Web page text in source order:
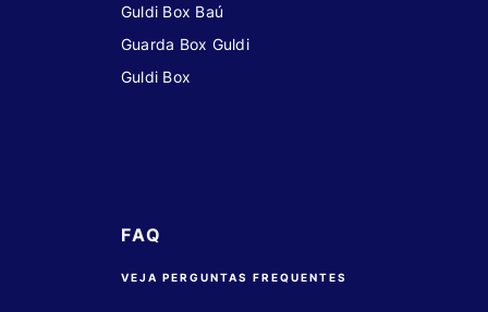
Guldi Box Baú
Guarda Box Guldi
Guldi Box
FAQ
VEJA PERGUNTAS FREQUENTES